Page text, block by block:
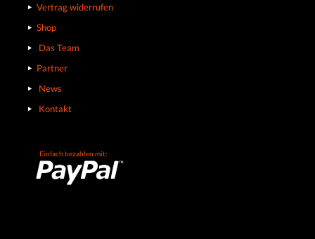
Vertrag widerrufen
Shop
Das Team
Partner
News
Kontakt
Einfach bezahlen mit: